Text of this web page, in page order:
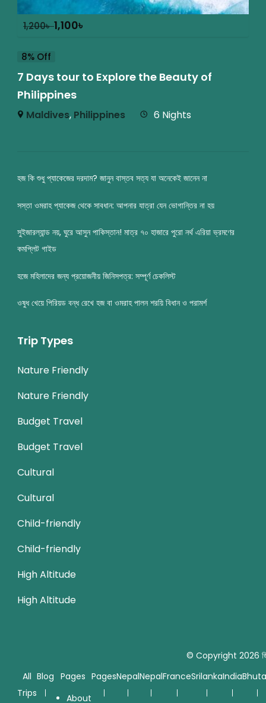
1,200৳1,100৳
8% Off
7 Days tour to Explore the Beauty of
Philippines
Maldives, Philippines 6 Nights
হজ কি শুধু প্যাকেজের দরদাম? জানুন বাস্তব সত্য যা অনেকেই জানেন না
সস্তা ওমরাহ প্যাকেজ থেকে সাবধান: আপনার যাত্রা যেন ভোগান্তির না হয়
সুইজারল্যান্ড নয়, ঘুরে আসুন পাকিস্তান! মাত্র ৭০ হাজারে পুরো নর্থ এরিয়া ভ্রমণের
কমপ্লিট গাইড
হজে মহিলাদের জন্য প্রয়োজনীয় জিনিসপত্র: সম্পূর্ণ চেকলিস্ট
ওষুধ খেয়ে পিরিয়ড বন্ধ রেখে হজ বা ওমরাহ পালন শরয়ি বিধান ও পরামর্শ
Trip Types
Nature Friendly
Nature Friendly
Budget Travel
Budget Travel
Cultural
Cultural
Child-friendly
Child-friendly
High Altitude
High Altitude
© Copyright 2026
All
Trips
Blog Pages
About
PagesNepalNepalFranceSrilankaIndia